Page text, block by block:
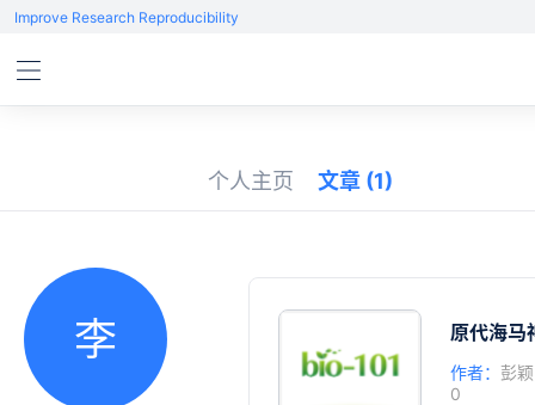
Improve Research Reproducibility
个人主页 文章 (1)
李 原代海马
作者： 彭颖
0